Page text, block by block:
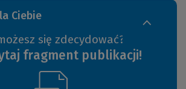
Ciebie
się zdecydować?
fragment publikacji!